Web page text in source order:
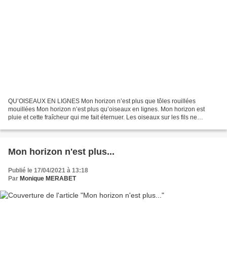
QU’OISEAUX EN LIGNES Mon horizon n’est plus que tôles rouillées
mouillées Mon horizon n’est plus qu’oiseaux en lignes. Mon horizon est
pluie et cette fraîcheur qui me fait éternuer. Les oiseaux sur les fils ne
Mon horizon n'est plus...
Publié le 17/04/2021 à 13:18
Par Monique MERABET